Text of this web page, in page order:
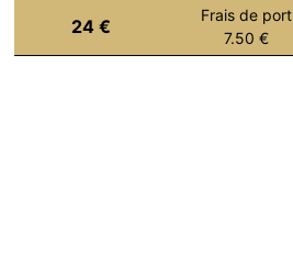
24 €
Frais de port
7.50 €